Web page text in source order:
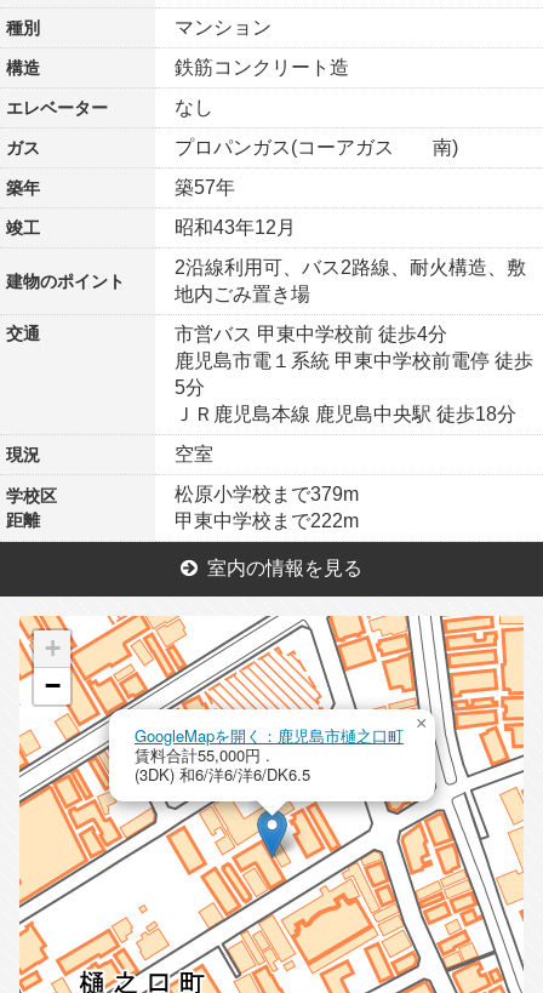
種別 マンション
構造 鉄筋コンクリート造
エレベーター なし
ガス プロパンガス(コーアガス 南)
築年 築57年
竣工 昭和43年12月
建物のポイント
2沿線利用可、バス2路線、耐火構造、敷
地内ごみ置き場
交通
市営バス 甲東中学校前 徒歩4分
鹿児島市電１系統 甲東中学校前電停 徒歩
5分
ＪＲ鹿児島本線 鹿児島中央駅 徒歩18分
現況 空室
学校区
距離
松原小学校まで379m
甲東中学校まで222m
室内の情報を見る
GoogleMapを開く：鹿児島市樋之口町
賃料合計55,000円 .
(3DK) 和6/洋6/洋6/DK6.5
×
+
−